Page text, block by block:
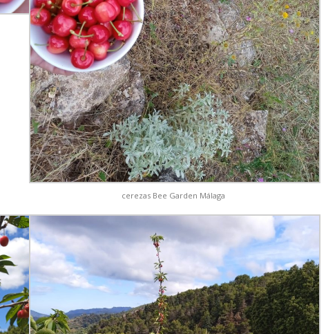
cerezas Bee Garden Málaga